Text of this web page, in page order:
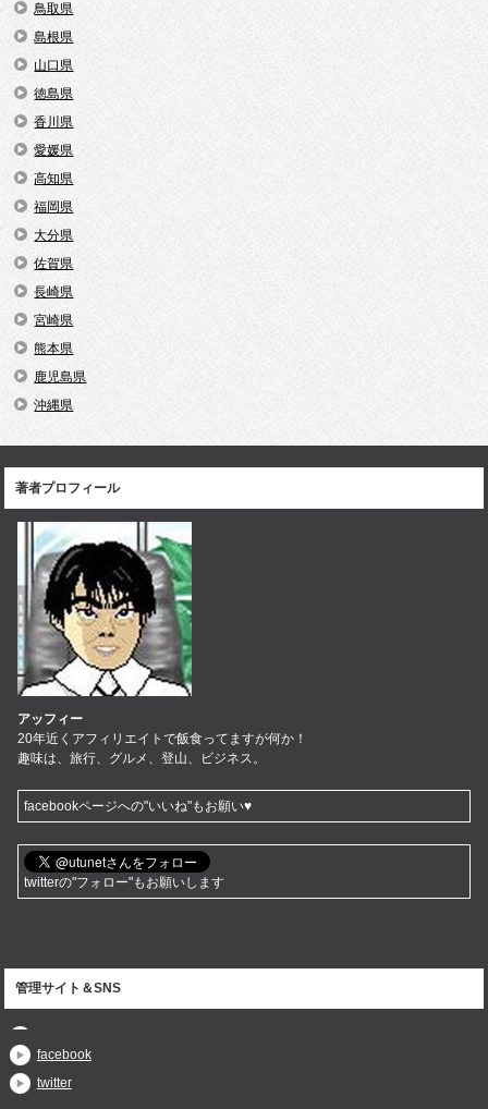
鳥取県
島根県
山口県
徳島県
香川県
愛媛県
高知県
福岡県
大分県
佐賀県
長崎県
宮崎県
熊本県
鹿児島県
沖縄県
著者プロフィール
アッフィー
20年近くアフィリエイトで飯食ってますが何か！
趣味は、旅行、グルメ、登山、ビジネス。
facebookページへの"いいね"もお願い♥
twitterの"フォロー"もお願いします
管理サイト＆SNS
facebook
twitter